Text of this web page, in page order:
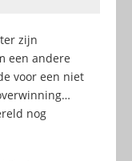
zijn
een andere
voor een niet
nog